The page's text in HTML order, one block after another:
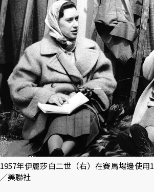
1957年伊麗莎白二世（右）在賽馬場邊使
／美聯社